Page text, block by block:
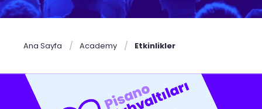
Ana Sayfa Academy Etkinlikler